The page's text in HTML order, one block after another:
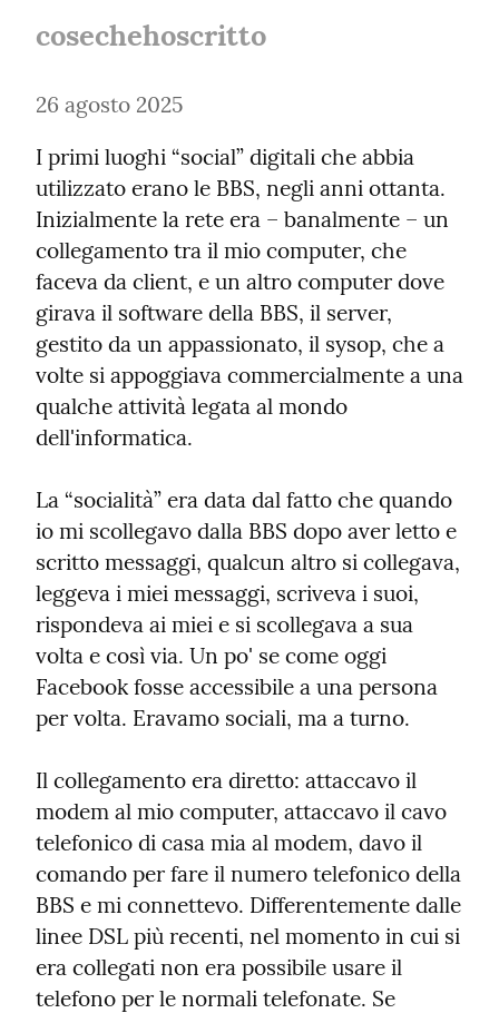
cosechehoscritto
26 agosto 2025
I primi luoghi “social” digitali che abbia
utilizzato erano le BBS, negli anni ottanta.
Inizialmente la rete era – banalmente – un
collegamento tra il mio computer, che
faceva da client, e un altro computer dove
girava il software della BBS, il server,
gestito da un appassionato, il sysop, che a
volte si appoggiava commercialmente a una
qualche attività legata al mondo
dell'informatica.
La “socialità” era data dal fatto che quando
io mi scollegavo dalla BBS dopo aver letto e
scritto messaggi, qualcun altro si collegava,
leggeva i miei messaggi, scriveva i suoi,
rispondeva ai miei e si scollegava a sua
volta e così via. Un po' se come oggi
Facebook fosse accessibile a una persona
per volta. Eravamo sociali, ma a turno.
Il collegamento era diretto: attaccavo il
modem al mio computer, attaccavo il cavo
telefonico di casa mia al modem, davo il
comando per fare il numero telefonico della
BBS e mi connettevo. Differentemente dalle
linee DSL più recenti, nel momento in cui si
era collegati non era possibile usare il
telefono per le normali telefonate. Se